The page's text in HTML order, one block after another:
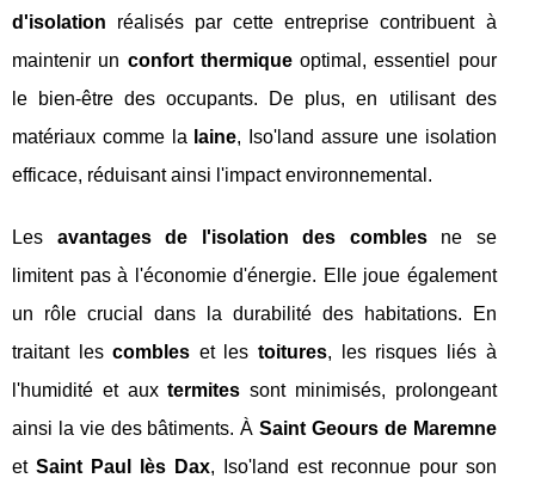
d'isolation réalisés par cette entreprise contribuent à
maintenir un confort thermiqueoptimal, essentiel pour
le bien-être des occupants. De plus, en utilisant des
matériaux comme la laine, Iso'land assure une isolation
efficace, réduisant ainsi l'impact environnemental.
Les avantages de l'isolation des comblesne se
limitent pas à l'économie d'énergie. Elle joue également
un rôle crucial dans la durabilité des habitations. En
traitant lescombles et lestoitures, les risques liés à
l'humidité et auxtermites sont minimisés, prolongeant
ainsi la vie des bâtiments. ÀSaint Geours de Maremne
et Saint Paul lès Dax, Iso'land est reconnue pour son